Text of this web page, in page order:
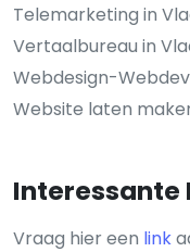
Telemarketing in
Vertaalbureau in
Webdesign-
Website laten
Interessante
Vraag hier een link